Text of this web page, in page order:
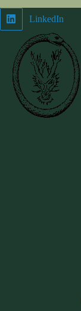
LinkedIn